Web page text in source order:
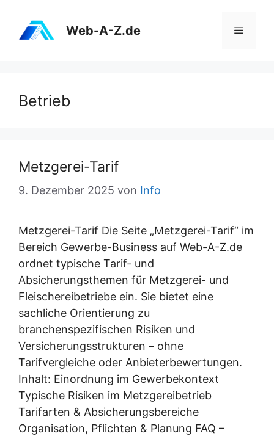
Inhalt
springen
Web-A-Z.de Menü
Betrieb
Metzgerei-Tarif
9. Dezember 2025 von Info
Metzgerei-Tarif Die Seite „Metzgerei-Tarif“ im
Bereich Gewerbe-Business auf Web-A-Z.de
ordnet typische Tarif- und
Absicherungsthemen für Metzgerei- und
Fleischereibetriebe ein. Sie bietet eine
sachliche Orientierung zu
branchenspezifischen Risiken und
Versicherungsstrukturen – ohne
Tarifvergleiche oder Anbieterbewertungen.
Inhalt: Einordnung im Gewerbekontext
Typische Risiken im Metzgereibetrieb
Tarifarten & Absicherungsbereiche
Organisation, Pflichten & Planung FAQ –